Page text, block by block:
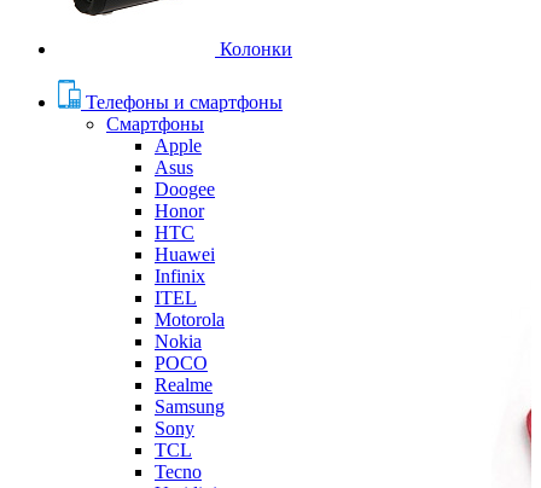
Колонки
Телефоны и смартфоны
Смартфоны
Apple
Asus
Doogee
Honor
HTC
Huawei
Infinix
ITEL
Motorola
Nokia
POCO
Realme
Samsung
Sony
TCL
Tecno